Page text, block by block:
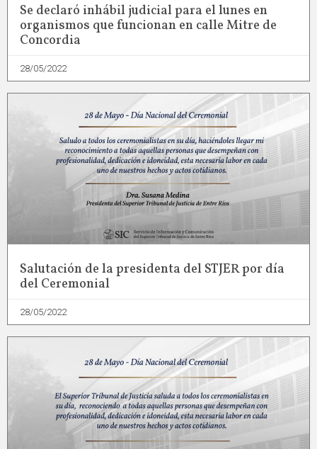
Se declaró inhábil judicial para el lunes en
organismos que funcionan en calle Mitre de
Concordia
28/05/2022
Salutación de la presidenta del STJER por día
del Ceremonial
28/05/2022